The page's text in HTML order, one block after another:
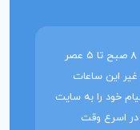
ساعات کاری می‌مد شنبه تا چهارشنبه: 8 صبح تا 5 عصر
ظهر لطفاً در غیر این ساعات
طریق واتساپ (09129214207) پیام خود را به سایت
در اسرع وقت